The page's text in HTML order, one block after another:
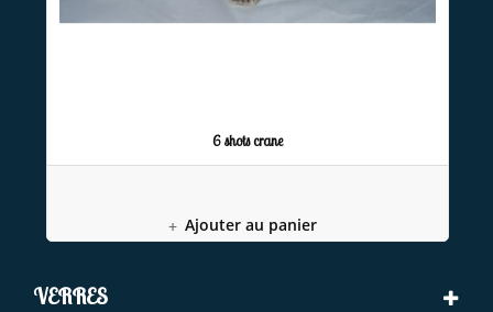
6 shots crane
Ajouter au panier
VERRES